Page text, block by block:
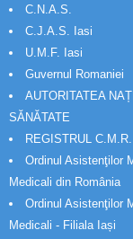
C.N.A.S.
C.J.A.S. Iasi
U.M.F. Iasi
Guvernul Romaniei
AUTORITATEA
SĂNĂTATE
REGISTRUL C.M.R.
Ordinul Asistenţilor
Medicali din România
Ordinul Asistenţilor
Medicali - Filiala Iași